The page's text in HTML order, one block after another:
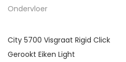
Ondervloer
City 5700 Visgraat Rigid Click
Gerookt Eiken Light